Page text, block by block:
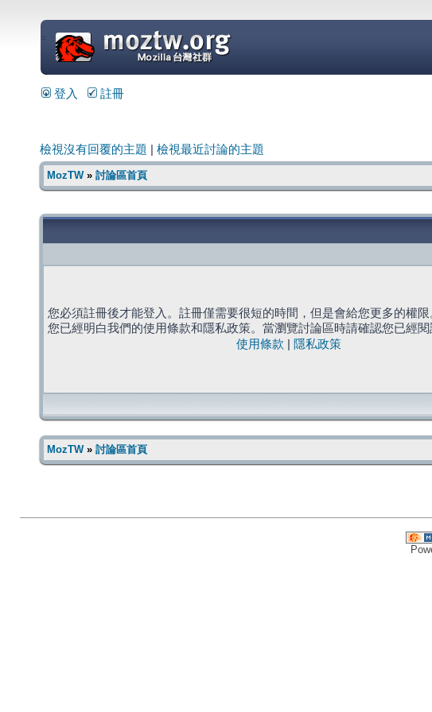
=
登入 註冊
檢視沒有回覆的主題 檢視最近討論的主題
MozTW» 討論區首頁
您必須註冊後才能登入。註冊僅需要很短的時間，但是會給您更多的權
您已經明白我們的使用條款和隱私政策。當瀏覽討論區時請確認您已經閱
使用條款
隱私政策
MozTW» 討論區首頁